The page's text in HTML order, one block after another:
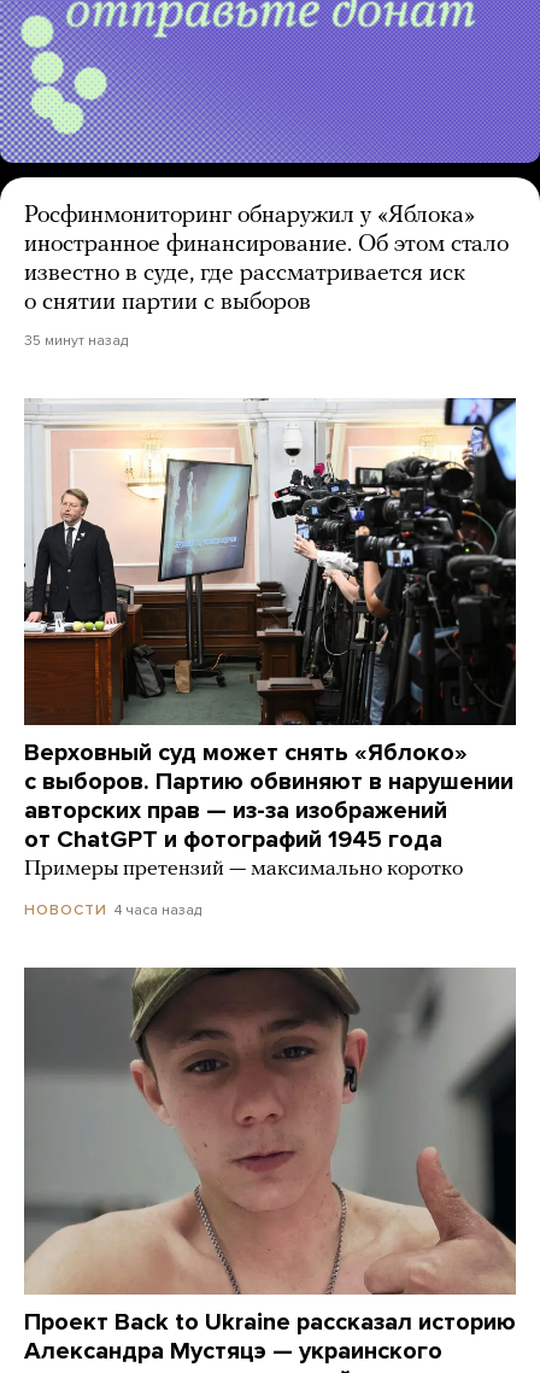
Росфинмониторинг обнаружил у «Яблока»
иностранное финансирование. Об этом стало
известно в суде, где рассматривается иск
о снятии партии с выборов
35 минут назад
Верховный суд может снять «Яблоко»
с выборов. Партию обвиняют в нарушении
авторских прав — из-за изображений
от ChatGPT и фотографий 1945 года
Примеры претензий — максимально коротко
НОВОСТИ 4 часа назад
Проект Back to Ukraine рассказал историю
Александра Мустяцэ — украинского